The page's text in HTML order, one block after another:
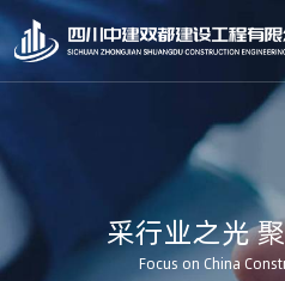
采行业之光
Focus on China